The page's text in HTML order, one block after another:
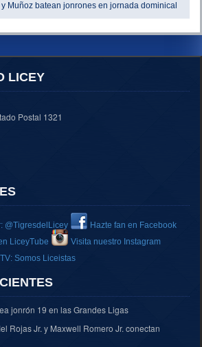
Muñoz batean jonrones en jornada dominical
LICEY
Postal 1321
@TigresdelLicey
Hazte fan en Facebook
LiceyTube
Visita nuestro Instagram
Somos Liceistas
jonrón 19 en las Grandes Ligas
Rojas Jr. y Maxwell Romero Jr. conectan